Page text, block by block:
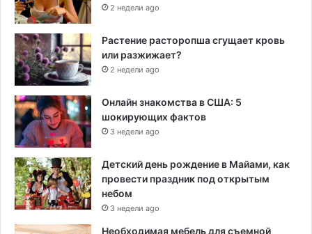
2 недели ago
Растение расторопша сгущает кровь
или разжижает?
2 недели ago
Онлайн знакомства в США: 5
шокирующих фактов
3 недели ago
Детский день рождение в Майами, как
провести праздник под открытым
небом
3 недели ago
Необходимая мебель для съемной